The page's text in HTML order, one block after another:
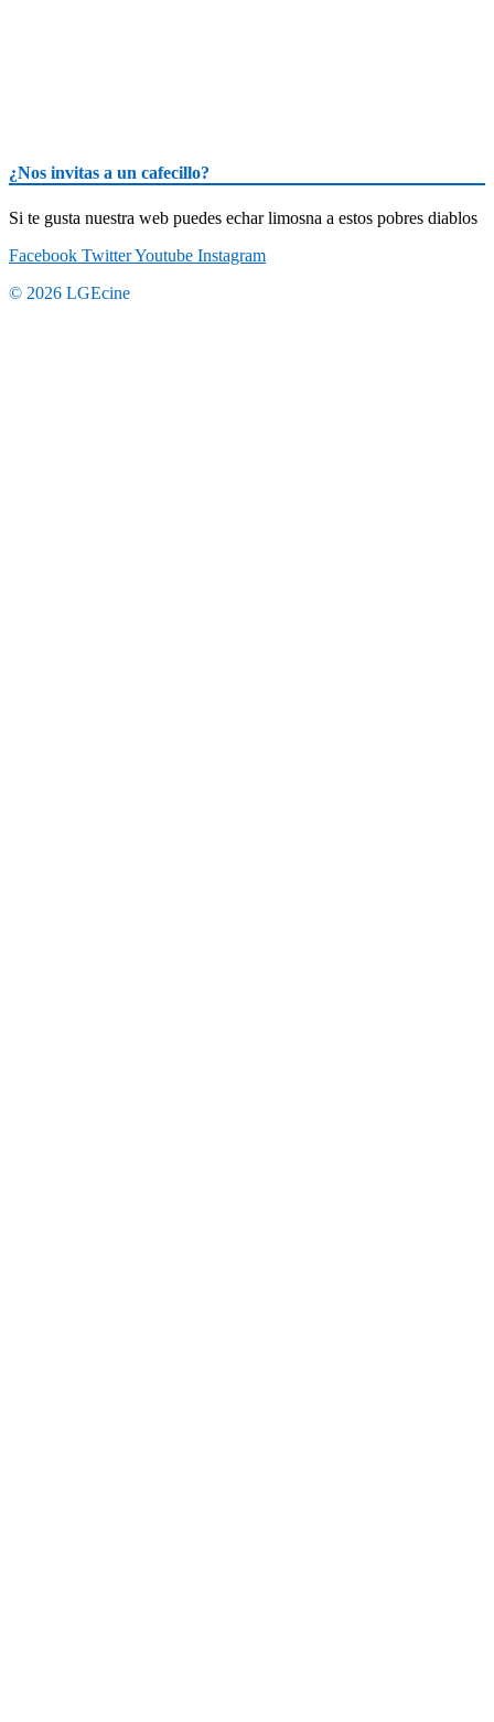
¿Nos invitas a un cafecillo?
Si te gusta nuestra web puedes echar limosna a estos pobres diablos
Facebook TwitterYoutube Instagram
© 2026 LGEcine